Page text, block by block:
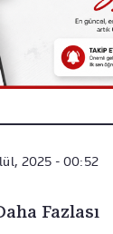
2025 - 00:52
Fazlası